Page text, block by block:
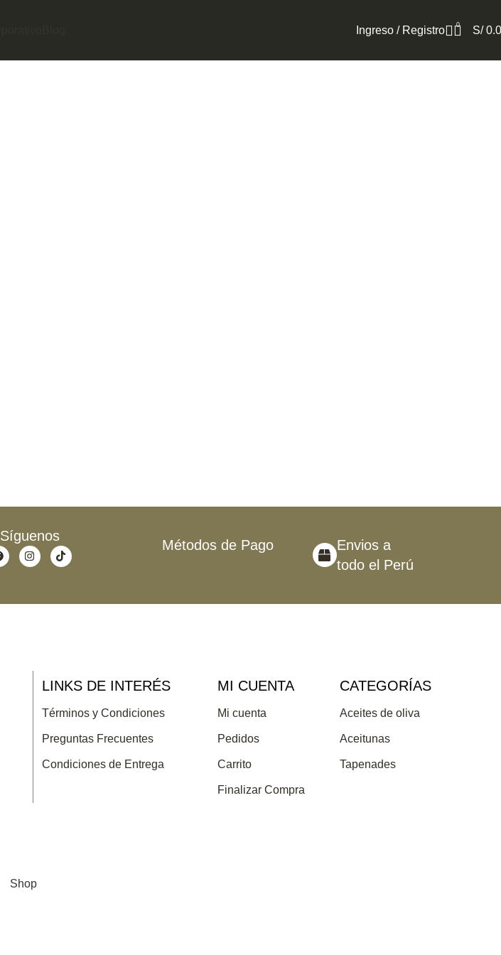
Ingreso / Registro 0 S/
Síguenos
Métodos de Pago
Envios a
todo el Perú
LINKS DE INTERÉS
Términos y Condiciones
Preguntas Frecuentes
Condiciones de Entrega
MI CUENTA
Mi cuenta
Pedidos
Carrito
Finalizar Compra
CATEGORÍAS
Aceites de oliva
Aceitunas
Tapenades
Shop